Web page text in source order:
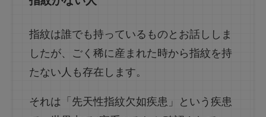
指紋は誰でも持っているものとお話ししま
したが、ごく稀に産まれた時から指紋を持
たない人も存在します。
それは「先天性指紋欠如疾患」という疾患